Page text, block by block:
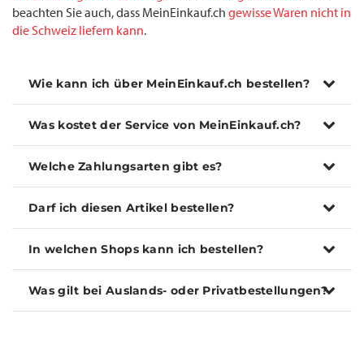
beachten Sie auch, dass MeinEinkauf.ch gewisse Waren nicht in
die Schweiz liefern kann.
Wie kann ich über MeinEinkauf.ch bestellen?
Was kostet der Service von MeinEinkauf.ch?
Welche Zahlungsarten gibt es?
Darf ich diesen Artikel bestellen?
In welchen Shops kann ich bestellen?
Was gilt bei Auslands- oder Privatbestellungen?